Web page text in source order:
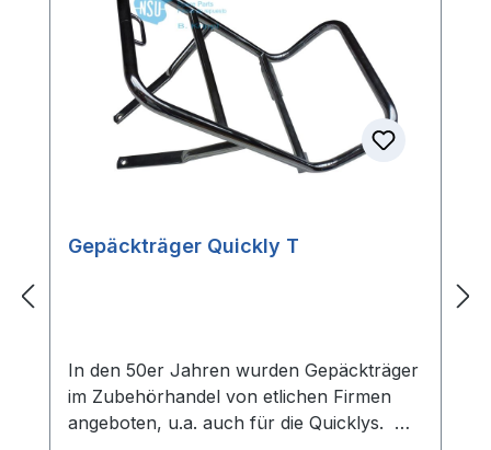
Gepäckträger Quickly T
In den 50er Jahren wurden Gepäckträger
im Zubehörhandel von etlichen Firmen
angeboten, u.a. auch für die Quicklys.